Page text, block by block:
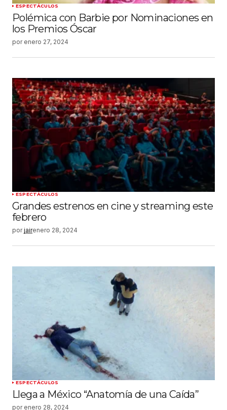
ESPECTÁCULOS
Polémica con Barbie por Nominaciones en
los Premios Óscar
por enero 27, 2024
ESPECTÁCULOS
Grandes estrenos en cine y streaming este
febrero
por jairenero 28, 2024
ESPECTÁCULOS
Llega a México “Anatomía de una Caída”
por enero 28, 2024